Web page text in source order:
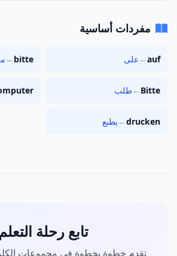
مفردات أساسية
auf
← على bitte
←
Bitte
←طلب
drucken
← يطبع
تابع رحلة
تقدم خطوة بخطوة في مجموعات